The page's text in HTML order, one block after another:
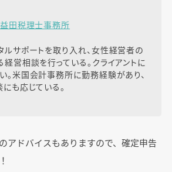
益田税理士事務所
ルサポートを取り入れ、女性経営者の
営相談を行っている。クライアントに
。米国会計事務所に勤務経験があり、
も応じている。
アドバイスもありますので、確定申告